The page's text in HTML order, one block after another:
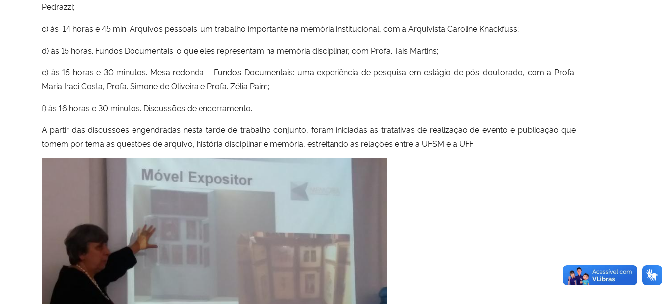
Pedrazzi;
c) às 14 horas e 45 min. Arquivos pessoais: um trabalho importante na memória institucional, com a Arquivista Caroline Knackfuss;
d) às 15 horas. Fundos Documentais: o que eles representam na memória disciplinar, com Profa. Taís Martins;
e) às 15 horas e 30 minutos. Mesa redonda – Fundos Documentais: uma experiência de pesquisa em estágio de pós-doutorado, com a Profa.
Maria Iraci Costa, Profa. Simone de Oliveira e Profa. Zélia Paim;
f) às 16 horas e 30 minutos. Discussões de encerramento.
A partir das discussões engendradas nesta tarde de trabalho conjunto, foram iniciadas as tratativas de realização de evento e publicação que
tomem por tema as questões de arquivo, história disciplinar e memória, estreitando as relações entre a UFSM e a UFF.